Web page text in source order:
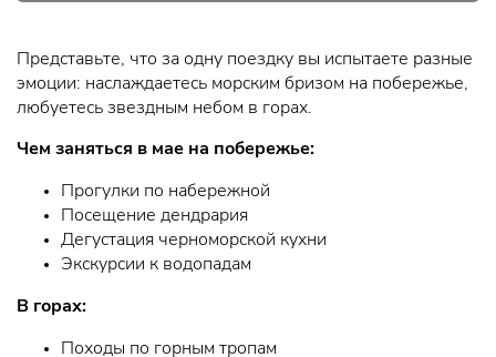
Представьте, что за одну поездку вы испытаете разные
эмоции: наслаждаетесь морским бризом на побережье,
любуетесь звездным небом в горах.
Чем заняться в мае на побережье:
Прогулки по набережной
Посещение дендрария
Дегустация черноморской кухни
Экскурсии к водопадам
В горах:
Походы по горным тропам